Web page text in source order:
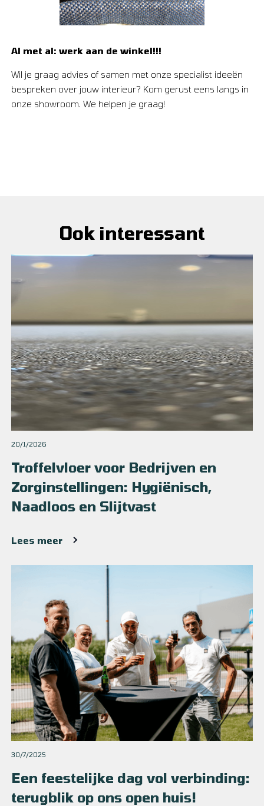
Al met al: werk aan de winkel!!!
Wil je graag advies of samen met onze specialist ideeën
bespreken over jouw interieur? Kom gerust eens langs in
onze showroom. We helpen je graag!
Ook interessant
20/1/2026
Troffelvloer voor Bedrijven en
Zorginstellingen: Hygiënisch,
Naadloos en Slijtvast
Lees meer
30/7/2025
Een feestelijke dag vol verbinding:
terugblik op ons open huis!